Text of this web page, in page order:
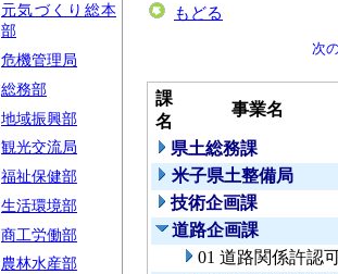
元気づくり総本
部
危機管理局
総務部
地域振興部
観光交流局
福祉保健部
生活環境部
商工労働部
農林水産部
もどる
次
課
名
事業名
県土総務課
米子県土整備局
技術企画課
道路企画課
01 道路関係許認